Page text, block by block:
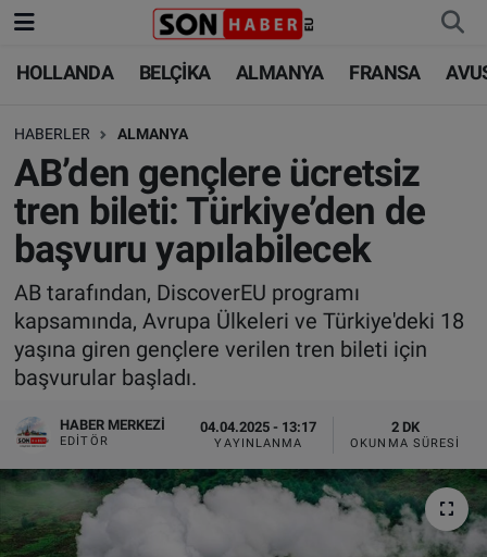
HOLLANDA BELÇİKA ALMANYA FRANSA
HABERLER ALMANYA
AB’den gençlere ücretsiz
tren bileti: Türkiye’den de
başvuru yapılabilecek
AB tarafından, DiscoverEU programı
kapsamında, Avrupa Ülkeleri ve Türkiye'deki 18
yaşına giren gençlere verilen tren bileti için
başvurular başladı.
HABER MERKEZI
EDITÖR
04.04.2025 - 13:17
YAYINLANMA
2 DK
OKUNMA SÜRESI
HOLLANDA
BELÇİKA
ALMANYA
FRANSA
AVUSTURYA
SAĞLIK - YAŞAM
BİLİM-TEKNOLOJİ
HOLLANDA
BELÇİKA
ALMANYA
TÜRKİYE
DÜNYA
BİLİM-TEKNOLOJİ
SAĞLIK
FOTO GALERİ
VIDEO GALERİ
Nöbetçi Eczaneler
Hava Durumu
Trafik Durumu
Süper Lig Puan Durumu ve Fikstür
Tüm Manşetler
Son Dakika Haberleri
Haber Arşivi